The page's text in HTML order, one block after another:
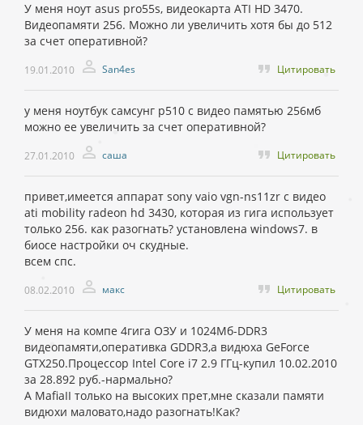
У меня ноут asus pro55s, видеокарта ATI HD 3470.
Видеопамяти 256. Можно ли увеличить хотя бы до 512
за счет оперативной?
19.01.2010 San4es Цитировать
у меня ноутбук самсунг р510 с видео памятью 256мб
можно ее увеличить за счет оперативной?
27.01.2010 саша Цитировать
привет,имеется аппарат sony vaio vgn-ns11zr c видео
ati mobility radeon hd 3430, которая из гига использует
только 256. как разогнать? установлена windows7. в
биосе настройки оч скудные.
всем спс.
08.02.2010 макс Цитировать
У меня на компе 4гига ОЗУ и 1024Мб-DDR3
видеопамяти,оперативка GDDR3,а видюха GeForce
GTX250.Процессор Intel Core i7 2.9 ГГц-купил 10.02.2010
за 28.892 руб.-нармально?
А MafiaII только на высоких прет,мне сказали памяти
видюхи маловато,надо разогнать!Как?